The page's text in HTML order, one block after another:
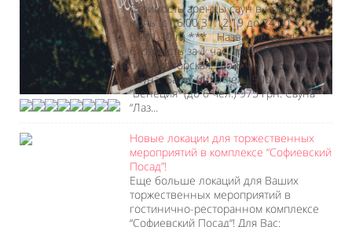
Стоимость аренды саун в новогоднюю
ночь (с 16:00 31.12.19 до 24:00
01.01.20 г.) *** Название сауны
Стоимость за 1 час, грн. Сауна
“Императорская” (до 8 чел.) 930 грн.
Сауна “Бали” (до 6 чел.) 900 грн. Сауна
“Венеция” (до 6 чел.) 975 грн. Сауна
“Лаз...
Новые локации для торжественных
мероприятий в комплексе “Софиевский
Посад”!
Еще больше локаций для Ваших
торжественных мероприятий в
гостинично-ресторанном комплексе
“Софиевский Посад“! Для Вас: